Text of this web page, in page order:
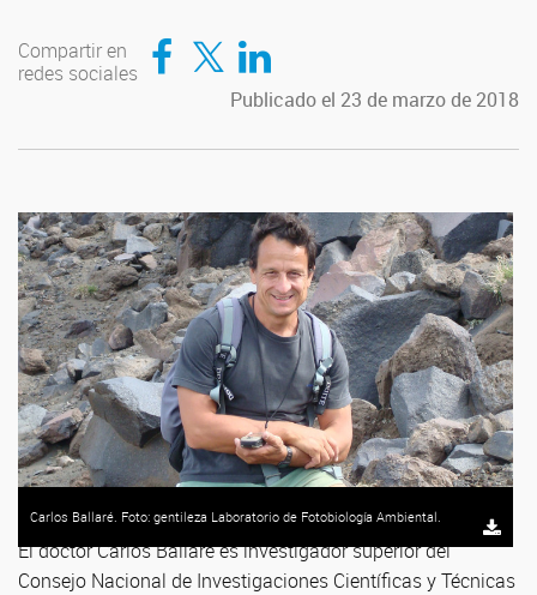
Compartir en
redes sociales
Compartir en Facebook
Compartir en TwitterCompartir en LinkedIn
Publicado el 23 de marzo de 2018
Carlos Ballaré. Foto: gentileza Laboratorio de Fotobiología Ambiental.
El doctor Carlos Ballaré es investigador superior del
Consejo Nacional de Investigaciones Científicas y Técnicas